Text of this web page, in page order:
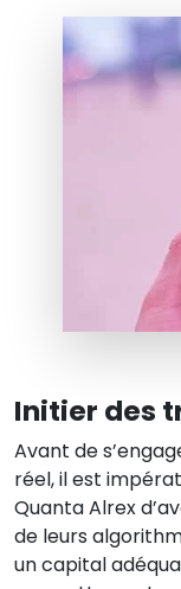
Initier des
Avant de
réel, il est
Quanta Alrex
de leurs
un capital